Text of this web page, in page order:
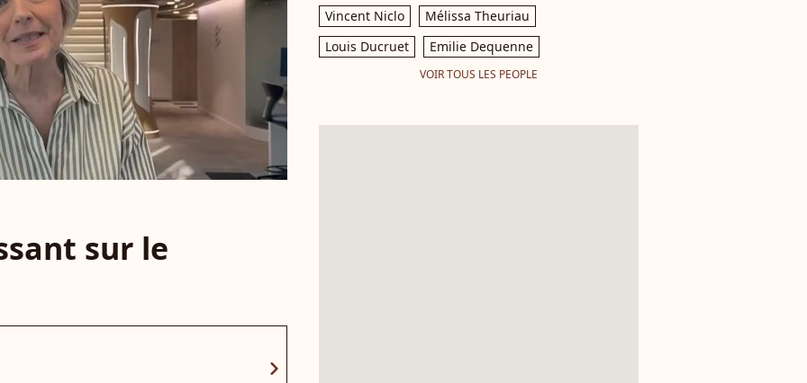
sur le
chevron_right
Vincent Niclo
Mélissa Theuriau
Louis Ducruet
Emilie Dequenne
VOIR TOUS LES PEOPLE